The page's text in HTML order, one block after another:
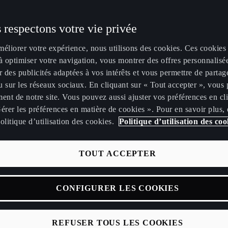
son ADN dans la CUPRA Tavascan Extreme E Concept.
100 % électrique représente la prochaine étape de
la marque. De plus, elle donne un aperçu du design qui sera
Tavascan de série, le deuxième modèle 100 % électrique de
conçu et développé à Barcelone, avec une
européens et étrangers en 2024.
Extreme E Concept bénéficie d'un tout nouveau
de CUPRA, et d'une approche holistique de l'utilisation de
elle est à la fois plus durable, plus adaptable et encore plus
respectons votre vie privée
votre expérience, nous utilisons des cookies. Ces cookies
optimiser votre navigation, vous montrer des offres
des publicités adaptées à vos intérêts et vous permettre de
sur les réseaux sociaux. En cliquant sur « Tout accepter », vous
de notre site. Vous pouvez aussi ajuster vos préférences en
les préférences en matière de cookies ». Pour en savoir plus,
d’utilisation des cookies.
Politique d’utilisation des
REFUSER TOUS LES COOKIES
TOUT ACCEPTER
CONFIGURER LES COOKIES